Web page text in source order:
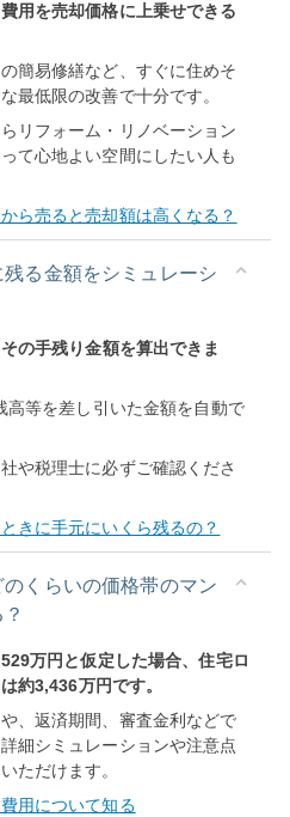
用を売却価格に上乗せできる
簡易修繕など、すぐに住めそ
最低限の改善で十分です。
リフォーム・リノベーション
て心地よい空間にしたい人も
ら売ると売却額は高くなる？
る金額をシミュレーシ
の手残り金額を算出できま
高等を差し引いた金額を自動で
や税理士に必ずご確認くださ
きに手元にいくら残るの？
くらいの価格帯のマン
万円と仮定した場合、住宅ロ
約3,436万円です。
、返済期間、審査金利などで
細シミュレーションや注意点
ただけます。
用について知る